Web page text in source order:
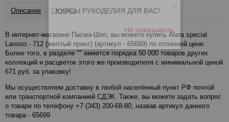
Описание Отзывы
В интернет-магазине Пасма-Шоп, вы можете купить Alara special
Lanoso - 712 (желтый принт) (артикул - 65699) по отличной цене.
Более того, в разделе "" имеется порядка 50 000 товаров других
коллекций и расцветок этого же производителя с минимальной ценой
671 руб. за упаковку!
Мы осуществляем доставку в любой населённый пункт РФ почтой
или транспортной компанией СДЭК. Также, вы можете задать вопрос
о товаре по телефону +7 (343) 200-68-80, назвав артикул данного
товара - 65699
КУРСЫ РУКОДЕЛИЯ ДЛЯ ВАС!
Не показывать